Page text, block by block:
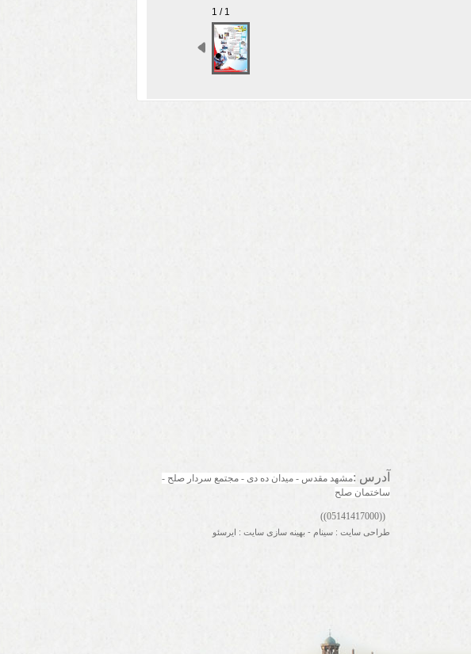
1 / 1
آدرس :
ساختمان صلح
((05141417000))
طراحی سایت : سینام - بهینه سازی سایت : ایرسئو